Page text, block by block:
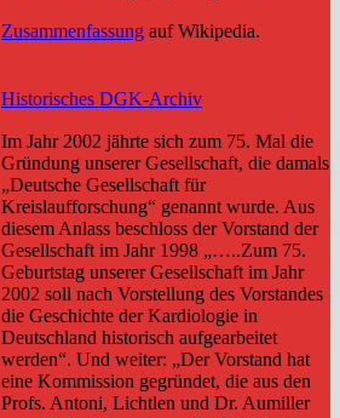
Zusammenfassung auf Wikipedia.
Historisches DGK-Archiv
Im Jahr 2002 jährte sich zum 75. Mal die
Gründung unserer Gesellschaft, die damals
„Deutsche Gesellschaft für
Kreislaufforschung“ genannt wurde. Aus
diesem Anlass beschloss der Vorstand der
Gesellschaft im Jahr 1998 „…..Zum 75.
Geburtstag unserer Gesellschaft im Jahr
2002 soll nach Vorstellung des Vorstandes
die Geschichte der Kardiologie in
Deutschland historisch aufgearbeitet
werden“. Und weiter: „Der Vorstand hat
eine Kommission gegründet, die aus den
Profs. Antoni, Lichtlen und Dr. Aumiller